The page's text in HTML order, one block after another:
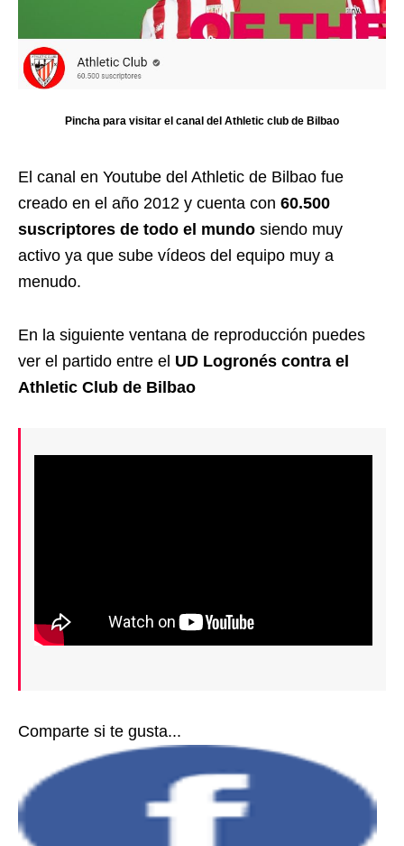
Pincha para visitar el canal del Athletic club de Bilbao
El canal en Youtube del Athletic de Bilbao fue
creado en el año 2012 y cuenta con 60.500
suscriptores de todo el mundo siendo muy
activo ya que sube vídeos del equipo muy a
menudo.
En la siguiente ventana de reproducción puedes
ver el partido entre el UD Logronés contra el
Athletic Club de Bilbao
Comparte si te gusta...